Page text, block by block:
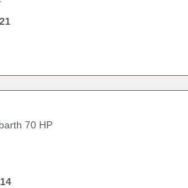
70 HP